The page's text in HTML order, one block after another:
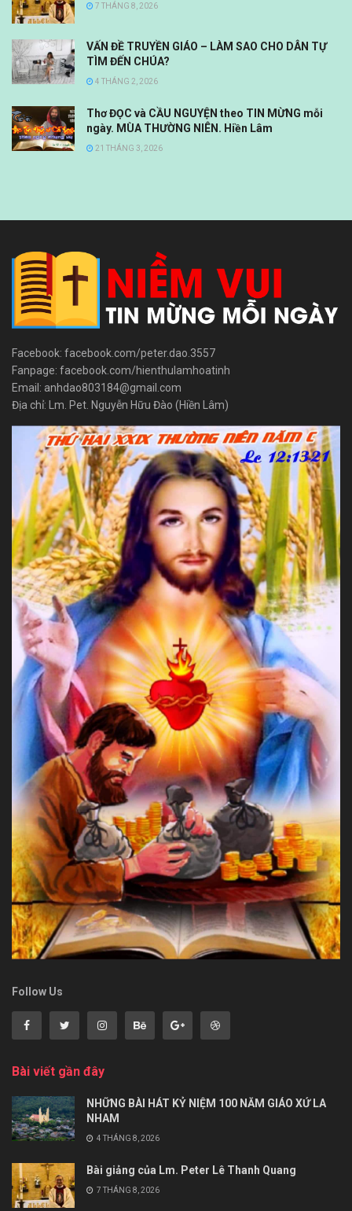
7 THÁNG 8, 2026
VẤN ĐỀ TRUYỀN GIÁO – LÀM SAO CHO DÂN TỰ
TÌM ĐẾN CHÚA?
4 THÁNG 2, 2026
Thơ ĐỌC và CẦU NGUYỆN theo TIN MỪNG mỗi
ngày. MÙA THƯỜNG NIÊN. Hiền Lâm
21 THÁNG 3, 2026
Facebook: facebook.com/peter.dao.3557
Fanpage: facebook.com/hienthulamhoatinh
Email: anhdao803184@gmail.com
Địa chỉ: Lm. Pet. Nguyễn Hữu Đào (Hiền Lâm)
Follow Us
Bài viết gần đây
NHỮNG BÀI HÁT KỶ NIỆM 100 NĂM GIÁO XỨ LA
NHAM
4 THÁNG 8, 2026
Bài giảng của Lm. Peter Lê Thanh Quang
7 THÁNG 8, 2026